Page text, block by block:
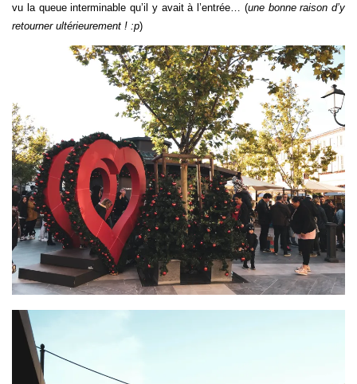
vu la queue interminable qu’il y avait à l’entrée… (une bonne raison d’y
retourner ultérieurement ! :p)